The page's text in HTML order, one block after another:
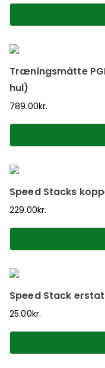
Træningsmåtte
hul)
789.00kr.
Speed Stacks
229.00kr.
Speed Stack
25.00kr.